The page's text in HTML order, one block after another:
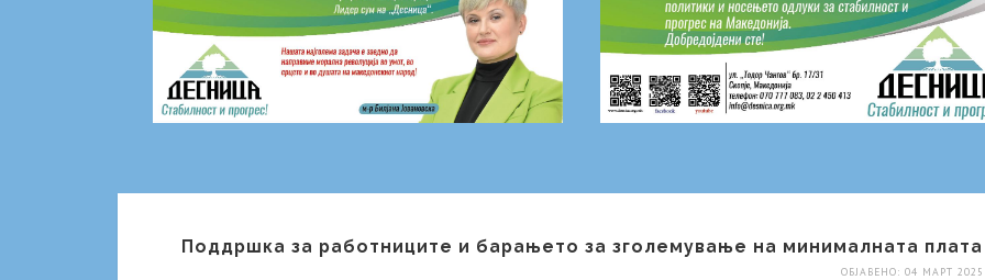
Поддршка за работниците и барањето за зголемување на минималната плата
ОБЈАВЕНО: 04 МАРТ 2025